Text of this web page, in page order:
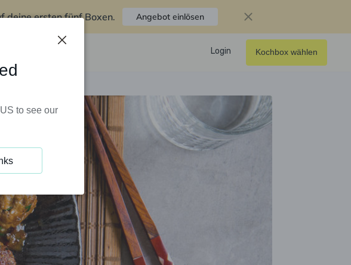
deine ersten fünf Boxen. Angebot einlösen
Login Kochbox wählen
to see our